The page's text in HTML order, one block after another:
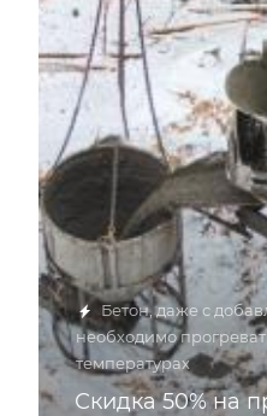
Бетон, даже с
необходимо
температурах
Скидка 50% на